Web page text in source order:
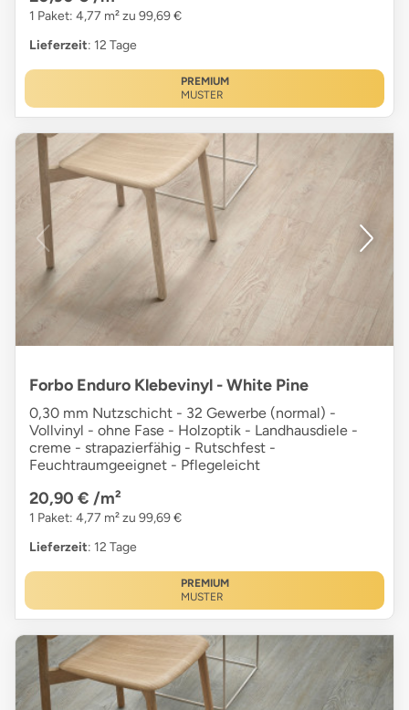
1 Paket: 4,77 m² zu 99,69 €
Lieferzeit: 12 Tage
PREMIUM
MUSTER
Forbo Enduro Klebevinyl - White Pine
0,30 mm Nutzschicht - 32 Gewerbe (normal) -
Vollvinyl - ohne Fase - Holzoptik - Landhausdiele -
creme - strapazierfähig - Rutschfest -
Feuchtraumgeeignet - Pflegeleicht
20,90 € /m²
1 Paket: 4,77 m² zu 99,69 €
Lieferzeit: 12 Tage
PREMIUM
MUSTER